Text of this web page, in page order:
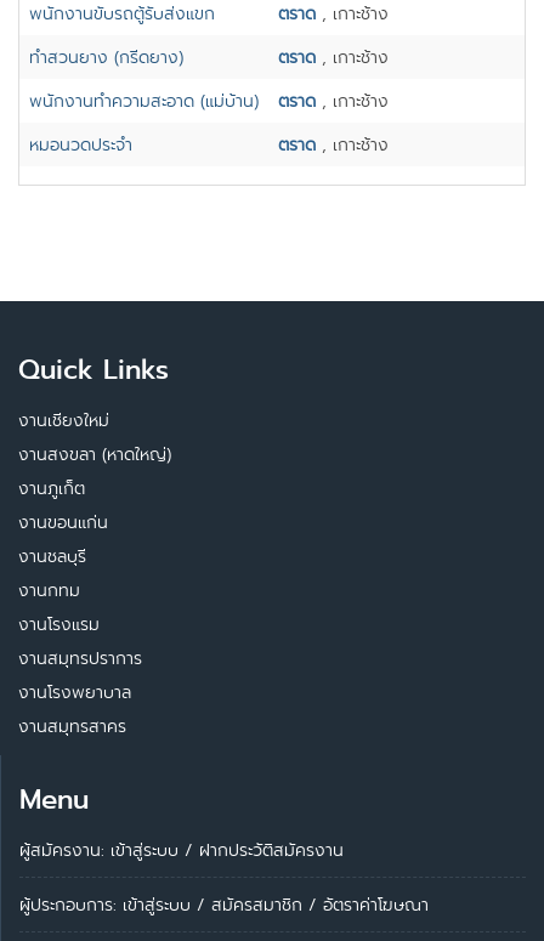
พนักงานขับรถตู้รับส่งแขก
ตราด , เกาะช้าง
ทำสวนยาง (กรีดยาง)
ตราด , เกาะช้าง
พนักงานทำความสะอาด (แม่บ้าน)
ตราด , เกาะช้าง
หมอนวดประจำ
ตราด , เกาะช้าง
Quick Links
งานเชียงใหม่
งานสงขลา (หาดใหญ่)
งานภูเก็ต
งานขอนแก่น
งานชลบุรี
งานกทม
งานโรงแรม
งานสมุทรปราการ
งานโรงพยาบาล
งานสมุทรสาคร
Menu
ผู้สมัครงาน: เข้าสู่ระบบ / ฝากประวัติสมัครงาน
ผู้ประกอบการ: เข้าสู่ระบบ / สมัครสมาชิก / อัตราค่าโฆษณา